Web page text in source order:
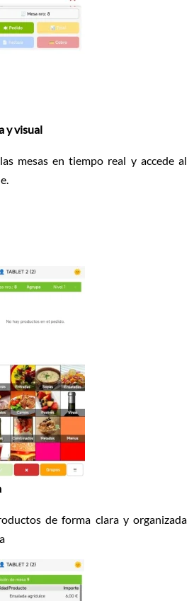
y visual
mesas en tiempo real y accede al
de forma clara y organizada